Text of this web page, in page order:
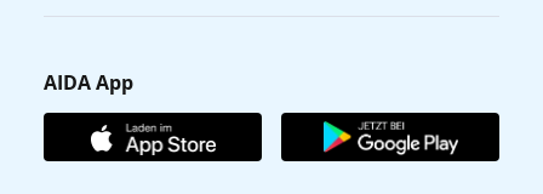
Karriere
Affiliateprogramm
Gästefragebogen
AIDA Club
AIDA App